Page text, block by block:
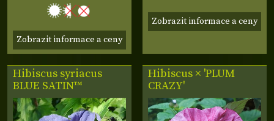
Zobrazit informace a ceny
Zobrazit informace a ceny
Hibiscus syriacus
BLUE SATIN™
Hibiscus × 'PLUM
CRAZY'